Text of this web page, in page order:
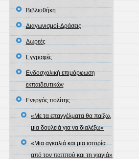
Βιβλιοθήκη
Διαγωνισμοί-Δράσεις
Δωρεές
Εγγραφές
Ενδοσχολική επιμόρφωση
εκπαιδευτικών
Ενεργός πολίτης
«Με τα επαγγέλματα θα παίξω,
μια δουλειά για να διαλέξω»
«Μια αγκαλιά και μια ιστορία
από τον παππού και τη γιαγιά»